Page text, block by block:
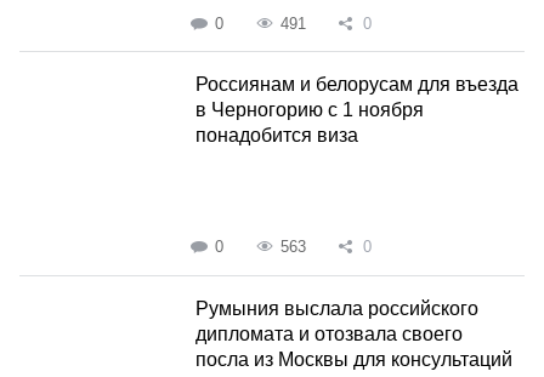
0 491 0
Россиянам и белорусам для въезда
в Черногорию с 1 ноября
понадобится виза
0 563 0
Румыния выслала российского
дипломата и отозвала своего
посла из Москвы для консультаций